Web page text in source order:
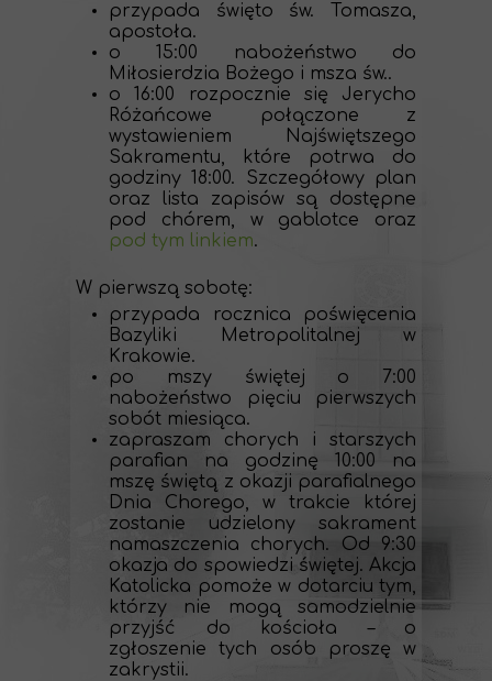
przypada święto św. Tomasza,
apostoła.
o 15:00 nabożeństwo do
Miłosierdzia Bożego i msza św..
o 16:00 rozpocznie się Jerycho
Różańcowe połączone z
wystawieniem Najświętszego
Sakramentu, które potrwa do
godziny 18:00. Szczegółowy plan
oraz lista zapisów są dostępne
pod chórem, w gablotce oraz
pod tym linkiem.
W pierwszą sobotę:
przypada rocznica poświęcenia
Bazyliki Metropolitalnej w
Krakowie.
po mszy świętej o 7:00
nabożeństwo pięciu pierwszych
sobót miesiąca.
zapraszam chorych i starszych
parafian na godzinę 10:00 na
mszę świętą z okazji parafialnego
Dnia Chorego, w trakcie której
zostanie udzielony sakrament
namaszczenia chorych. Od 9:30
okazja do spowiedzi świętej. Akcja
Katolicka pomoże w dotarciu tym,
którzy nie mogą samodzielnie
przyjść do kościoła – o
zgłoszenie tych osób proszę w
zakrystii.